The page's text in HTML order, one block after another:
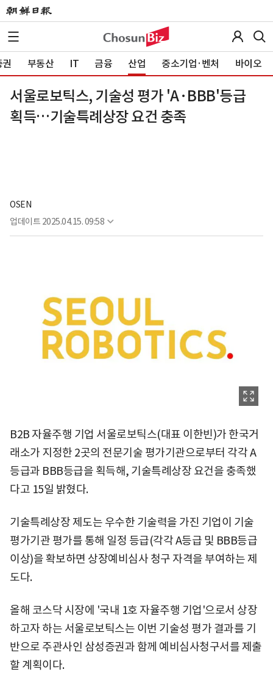
부동산 IT 금융 산업 중소기업·벤처 바이오
서울로보틱스, 기술성 평가 'A·BBB'등급
획득…기술특례상장 요건 충족
OSEN
업데이트 2025.04.15. 09:58
B2B 자율주행 기업 서울로보틱스(대표 이한빈)가 한국거
래소가 지정한 2곳의 전문기술 평가기관으로부터 각각 A
등급과 BBB등급을 획득해, 기술특례상장 요건을 충족했
다고 15일 밝혔다.
기술특례상장 제도는 우수한 기술력을 가진 기업이 기술
평가기관 평가를 통해 일정 등급(각각 A등급 및 BBB등급
이상)을 확보하면 상장예비심사 청구 자격을 부여하는 제
도다.
올해 코스닥 시장에 '국내 1호 자율주행 기업'으로서 상장
하고자 하는 서울로보틱스는 이번 기술성 평가 결과를 기
반으로 주관사인 삼성증권과 함께 예비심사청구서를 제출
할 계획이다.